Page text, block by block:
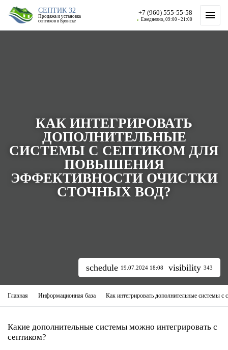
СЕПТИК 32
Продажа и установка
септиков в Брянске
+7 (960) 555-55-58
Ежедневно, 09:00 - 21:00
КАК ИНТЕГРИРОВАТЬ
ДОПОЛНИТЕЛЬНЫЕ
СИСТЕМЫ С СЕПТИКОМ ДЛЯ
ПОВЫШЕНИЯ
ЭФФЕКТИВНОСТИ ОЧИСТКИ
СТОЧНЫХ ВОД?
schedule 19.07.2024 18:08 visibility 343
Главная Информационная база
Какие дополнительные системы можно интегрировать с
септиком?